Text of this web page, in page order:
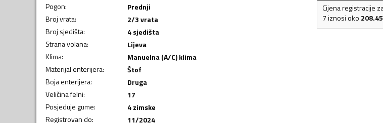
Pogon:
Prednji
Broj vrata:
2/3 vrata
Broj sjedišta:
4 sjedišta
Strana volana:
Lijeva
Klima:
Manuelna (A/C) klima
Materijal enterijera:
Štof
Boja enterijera:
Druga
Veličina felni:
17
Posjeduje gume:
4 zimske
Registrovan do: 11/2024
Cijena registracije
7 iznosi oko 208.45